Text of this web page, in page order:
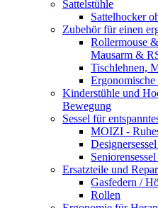
Sattelstühle
Sattelhocker
Zubehör für einen
Rollermouse
Mausarm &
Tischlehnen,
Ergonomische
Kinderstühle und
Bewegung
Sessel für
MOIZI -
Ersatzteile und
Gasfedern /
Rollen